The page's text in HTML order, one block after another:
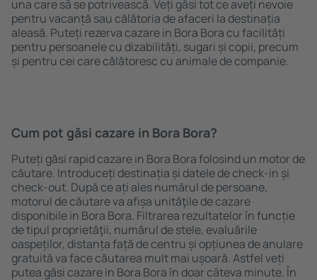
una care să se potrivească. Veți găsi tot ce aveți nevoie
pentru vacanță sau călătoria de afaceri la destinația
aleasă. Puteți rezerva cazare in Bora Bora cu facilități
pentru persoanele cu dizabilități, sugari și copii, precum
și pentru cei care călătoresc cu animale de companie.
Cum pot găsi cazare in Bora Bora?
Puteți găsi rapid cazare in Bora Bora folosind un motor de
căutare. Introduceți destinația și datele de check-in și
check-out. După ce ați ales numărul de persoane,
motorul de căutare va afișa unităţile de cazare
disponibile in Bora Bora. Filtrarea rezultatelor în funcție
de tipul proprietăţii, numărul de stele, evaluările
oaspeților, distanța față de centru și opțiunea de anulare
gratuită va face căutarea mult mai ușoară. Astfel veți
putea găsi cazare in Bora Bora în doar câteva minute. În